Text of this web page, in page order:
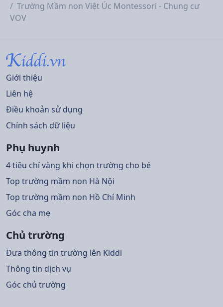
Trường Mầm non Việt Úc Montessori - Chung cư
VOV
Giới thiệu
Liên hệ
Điều khoản sử dụng
Chính sách dữ liệu
Phụ huynh
4 tiêu chí vàng khi chọn trường cho bé
Top trường mầm non Hà Nội
Top trường mầm non Hồ Chí Minh
Góc cha mẹ
Chủ trường
Đưa thông tin trường lên Kiddi
Thông tin dịch vụ
Góc chủ trường